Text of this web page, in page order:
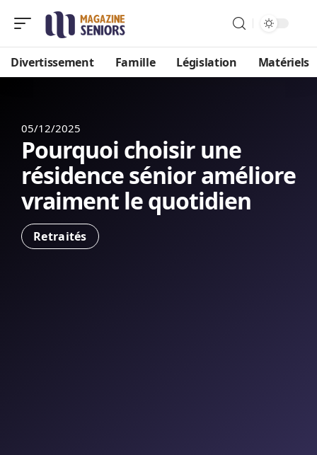
Divertissement Famille Législation Matériels
05/12/2025
Pourquoi choisir une
résidence sénior améliore
vraiment le quotidien
Retraités